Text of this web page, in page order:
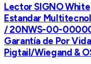
Lector SIGNO White
Estandar
/ 20NWS-00-
Garantía de Por
Pigtail/Wiegand &